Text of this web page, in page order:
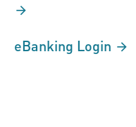
eBanking Login